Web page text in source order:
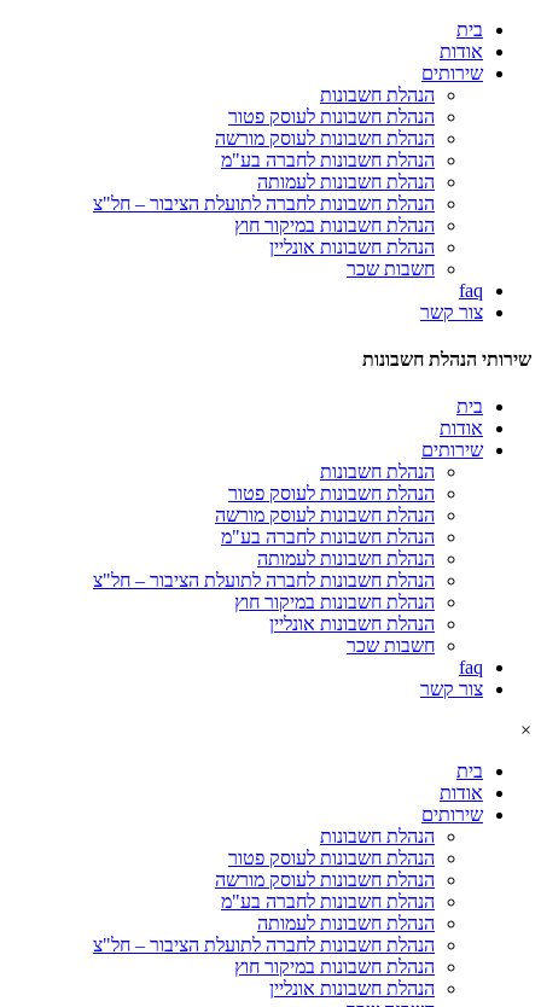
בית
אודות
שירותים
הנהלת חשבונות
הנהלת חשבונות לעוסק פטור
הנהלת חשבונות לעוסק מורשה
הנהלת חשבונות לחברה בע"מ
הנהלת חשבונות לעמותה
הנהלת חשבונות לחברה לתועלת הציבור – חל"צ
הנהלת חשבונות במיקור חוץ
הנהלת חשבונות אונליין
חשבות שכר
faq
צור קשר
שירותי הנהלת חשבונות
בית
אודות
שירותים
הנהלת חשבונות
הנהלת חשבונות לעוסק פטור
הנהלת חשבונות לעוסק מורשה
הנהלת חשבונות לחברה בע"מ
הנהלת חשבונות לעמותה
הנהלת חשבונות לחברה לתועלת הציבור – חל"צ
הנהלת חשבונות במיקור חוץ
הנהלת חשבונות אונליין
חשבות שכר
faq
צור קשר
×
בית
אודות
שירותים
הנהלת חשבונות
הנהלת חשבונות לעוסק פטור
הנהלת חשבונות לעוסק מורשה
הנהלת חשבונות לחברה בע"מ
הנהלת חשבונות לעמותה
הנהלת חשבונות לחברה לתועלת הציבור – חל"צ
הנהלת חשבונות במיקור חוץ
הנהלת חשבונות אונליין